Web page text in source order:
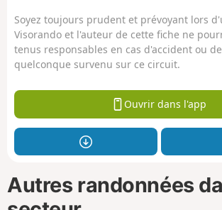
Soyez toujours prudent et prévoyant lors
Visorando et l'auteur de cette fiche ne
tenus responsables en cas d'accident ou
quelconque survenu sur ce circuit.
Ouvrir dans l'app
Autres randonnées